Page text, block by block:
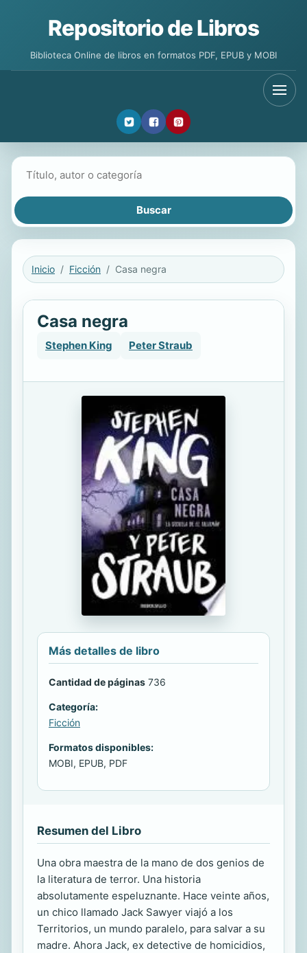
Repositorio de Libros
Biblioteca Online de libros en formatos PDF, EPUB y MOBI
Inicio Ficción Casa negra
Casa negra
Stephen King Peter Straub
Más detalles de libro
Cantidad de páginas 736
Categoría:
Ficción
Formatos disponibles:
MOBI, EPUB, PDF
Resumen del Libro
Una obra maestra de la mano de dos genios de
la literatura de terror. Una historia
absolutamente espeluznante. Hace veinte años,
un chico llamado Jack Sawyer viajó a los
Territorios, un mundo paralelo, para salvar a su
madre. Ahora Jack, ex detective de homicidios,